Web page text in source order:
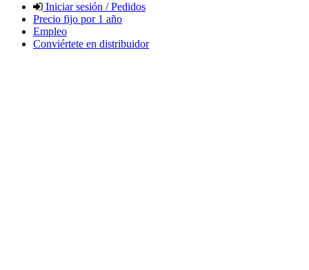
Iniciar sesión / Pedidos
Precio fijo por 1 año
Empleo
Conviértete en distribuidor